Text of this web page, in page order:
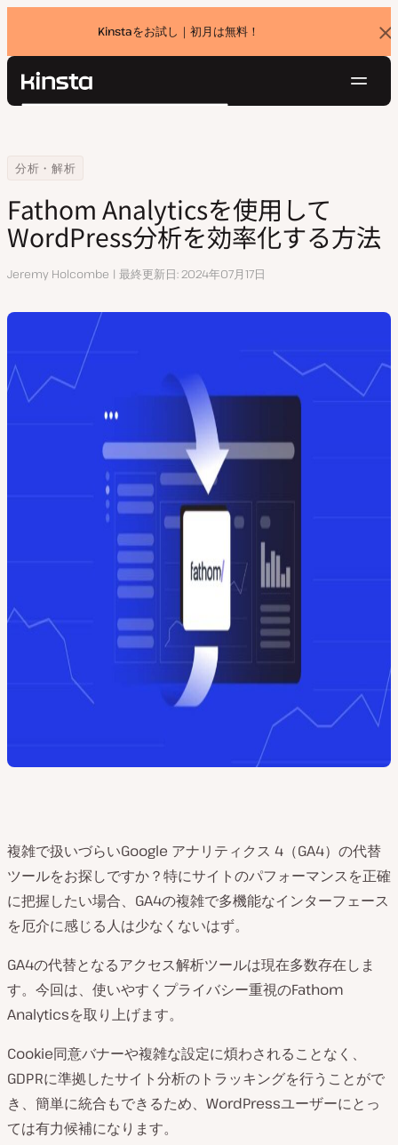
Kinstaをお試し｜初月は無料！
バ
ナ
Kinsta®
ン
価格設定
お問い合わせ
検
Home
リソースセンター
分析・解析
Fathom Analyticsを使用してWordPress分析を効率化する方法
Fathom Analyticsを使用して
WordPress分析を効率化する方法
執
Jeremy Holcombe 最終更新日 2024年07月17日
複雑で扱いづらいGoogle アナリティクス 4（GA4）の代替
ツールをお探しですか？特にサイトのパフォーマンスを正確
に把握したい場合、GA4の複雑で多機能なインターフェース
を厄介に感じる人は少なくないはず。
GA4の代替となるアクセス解析ツールは現在多数存在しま
す。今回は、使いやすくプライバシー重視のFathom
Analyticsを取り上げます。
Cookie同意バナーや複雑な設定に煩わされることなく、
GDPRに準拠したサイト分析のトラッキングを行うことがで
き、簡単に統合もできるため、WordPressユーザーにとっ
ては有力候補になります。